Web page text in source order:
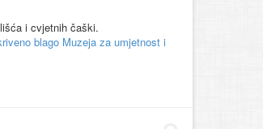
i cvjetnih čaški.
blago Muzeja za umjetnost i